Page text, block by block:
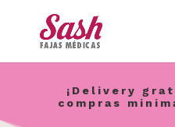
¡Delivery
compras